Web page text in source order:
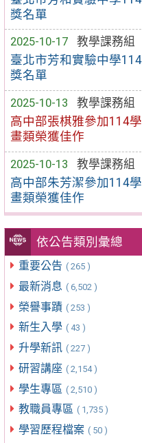
獎名單
2025-10-17
教學課務組
臺北市芳和實驗中學
獎名單
2025-10-13
教學課務組
高中部張棋雅參加114
畫類榮獲佳作
2025-10-13
教學課務組
高中部朱芳潔參加114
畫類榮獲佳作
依公告類別彙總
重要公告 ( 265 )
最新消息 ( 6,502 )
榮譽事蹟 ( 253 )
新生入學 ( 43 )
升學新訊 ( 227 )
研習講座 ( 2,154 )
學生專區 ( 2,510 )
教職員專區 ( 1,735 )
學習歷程檔案 ( 50 )